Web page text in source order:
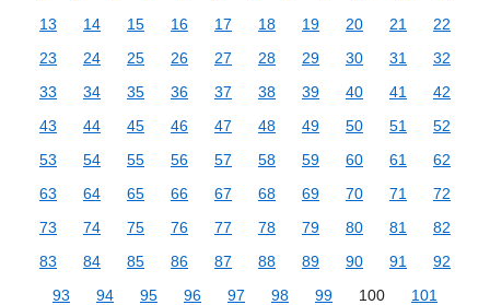
13
14 15 16 17 18 19 20 21
22
23
24 25 26 27 28 29 30 31
32
33
34 35 36 37 38 39 40 41
42
43
44 45 46 47 48 49 50 51
52
53
54 55 56 57 58 59 60 61
62
63
64 65 66 67 68 69 70 71
72
73
74 75 76 77 78 79 80 81
82
83
84 85 86 87 88 89 90 91
92
93
94 95 96 97 98 99 100
101